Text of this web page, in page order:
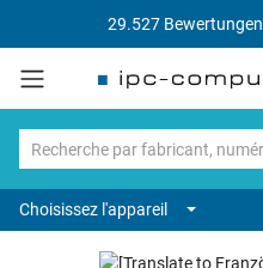
29.527 Bewertungen
Choisissez l'appareil